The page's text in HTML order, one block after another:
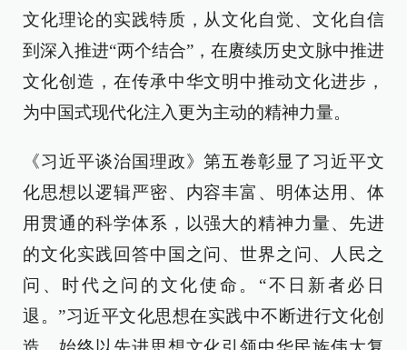
文化理论的实践特质，从文化自觉、文化自信
到深入推进“两个结合”，在赓续历史文脉中推进
文化创造，在传承中华文明中推动文化进步，
为中国式现代化注入更为主动的精神力量。
《习近平谈治国理政》第五卷彰显了习近平文
化思想以逻辑严密、内容丰富、明体达用、体
用贯通的科学体系，以强大的精神力量、先进
的文化实践回答中国之问、世界之问、人民之
问、时代之问的文化使命。“不日新者必日
退。”习近平文化思想在实践中不断进行文化创